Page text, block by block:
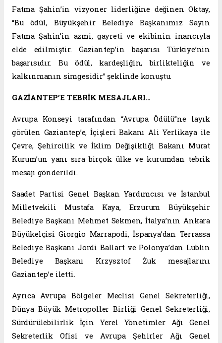
Fatma Şahin’in vizyoner liderliğine değinen Oktay,
“Bu ödül, Büyükşehir Belediye Başkanımız Sayın
Fatma Şahin’in azmi, gayreti ve ekibinin inancıyla
elde edilmiştir. Gaziantep’in başarısı Türkiye’nin
başarısıdır. Bu ödül, kardeşliğin, birlikteliğin ve
kalkınmanın simgesidir” şeklinde konuştu.
GAZİANTEP’E TEBRİK MESAJLARI…
Avrupa Konseyi tarafından “Avrupa Ödülü”ne layık
görülen Gaziantep’e, İçişleri Bakanı Ali Yerlikaya ile
Çevre, Şehircilik ve İklim Değişikliği Bakanı Murat
Kurum’un yanı sıra birçok ülke ve kurumdan tebrik
mesajı gönderildi.
Saadet Partisi Genel Başkan Yardımcısı ve İstanbul
Milletvekili Mustafa Kaya, Erzurum Büyükşehir
Belediye Başkanı Mehmet Sekmen, İtalya’nın Ankara
Büyükelçisi Giorgio Marrapodi, İspanya’dan Terrassa
Belediye Başkanı Jordi Ballart ve Polonya’dan Lublin
Belediye Başkanı Krzysztof Żuk mesajlarını
Gaziantep’e iletti.
Ayrıca Avrupa Bölgeler Meclisi Genel Sekreterliği,
Dünya Büyük Metropoller Birliği Genel Sekreterliği,
Sürdürülebilirlik İçin Yerel Yönetimler Ağı Genel
Sekreterlik Ofisi ve Avrupa Şehirler Ağı Genel